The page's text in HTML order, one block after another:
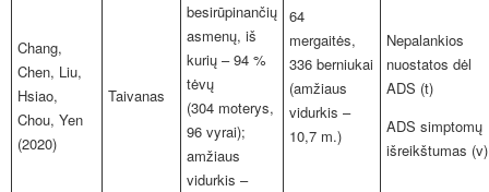
Chang,
Chen, Liu,
Hsiao,
Chou, Yen
(2020)
Taivanas
besirūpinančių
asmenų, iš
kurių – 94 %
tėvų
(304 moterys,
96 vyrai);
amžiaus
vidurkis –
64
mergaitės,
336 berniukai
(amžiaus
vidurkis –
10,7 m.)
Nepalankios
nuostatos dėl
ADS (t)
ADS simptomų
išreikštumas (v)